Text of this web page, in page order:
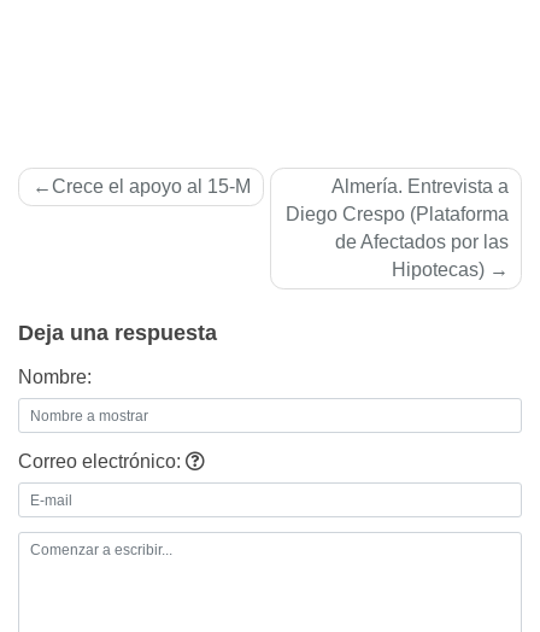
Navegación
Crece el apoyo al 15-M
Almerí­a. Entrevista a
Diego Crespo (Plataforma
de Afectados por las
Hipotecas)
Deja una respuesta
Nombre:
Correo electrónico: